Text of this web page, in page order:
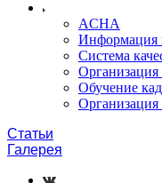
ACHA
Информация
Система
Организация
Обучение
Статьи
Галерея